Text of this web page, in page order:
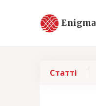
Enigma
Статті